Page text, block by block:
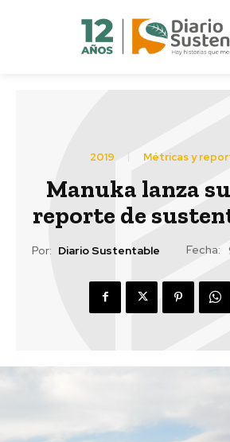
2019 Métricas y
Manuka lanza
reporte de
Por: Diario Sustentable Fecha: